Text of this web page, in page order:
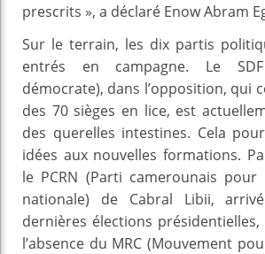
prescrits », a déclaré Enow Abram
Sur le terrain, les dix partis
entrés en campagne. Le
démocrate), dans l’opposition, qui
des 70 sièges en lice, est
des querelles intestines. Cela
idées aux nouvelles formations.
le PCRN (Parti camerounais
nationale) de Cabral Libii,
dernières élections
l’absence du MRC (Mouvement